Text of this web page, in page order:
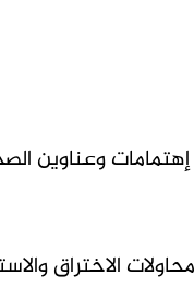
وعناوين الصحف
الاختراق